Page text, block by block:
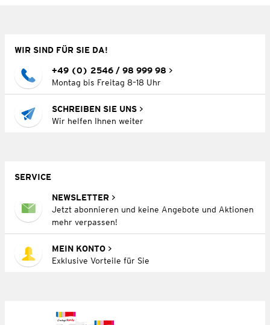
WIR SIND FÜR SIE DA!
+49 (0) 2546 / 98 999 98
Montag bis Freitag 8–18 Uhr
SCHREIBEN SIE UNS
Wir helfen Ihnen weiter
SERVICE
NEWSLETTER
Jetzt abonnieren und keine Angebote und Aktionen
mehr verpassen!
MEIN KONTO
Exklusive Vorteile für Sie